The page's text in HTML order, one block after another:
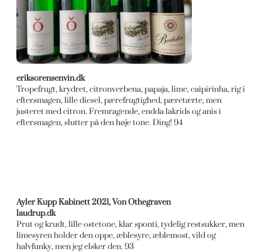
eriksorensenvin.dk
Tropefrugt, krydret, citronverbena, papaja, lime, caipirinha, rig i
eftersmagen, lille diesel, pærefrugtighed, pæretærte, men
justeret med citron. Fremragende, endda lakrids og anis i
eftersmagen, slutter på den høje tone. Ding! 94
Ayler Kupp Kabinett 2021, Von Othegraven
laudrup.dk
Prut og krudt, lille ostetone, klar sponti, tydelig restsukker, men
limesyren holder den oppe, æblesyre, æblemost, vild og
halvfunky, men jeg elsker den. 93